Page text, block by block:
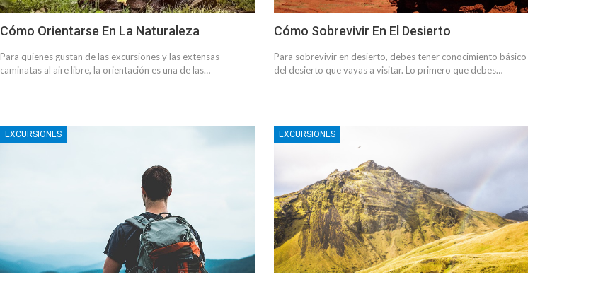
Cómo Orientarse En La Naturaleza
Para quienes gustan de las excursiones y las extensas
caminatas al aire libre, la orientación es una de las…
Cómo Sobrevivir En El Desierto
Para sobrevivir en desierto, debes tener conocimiento básico
del desierto que vayas a visitar. Lo primero que debes…
EXCURSIONES EXCURSIONES